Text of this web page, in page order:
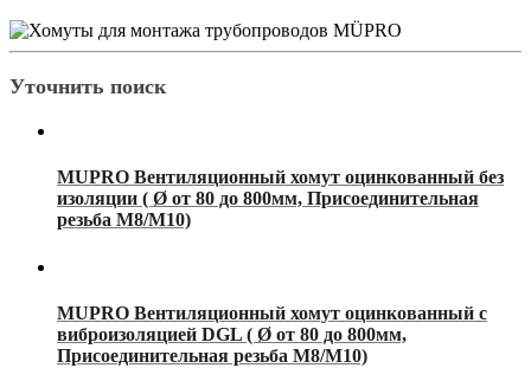
Уточнить поиск
MUPRO Вентиляционный хомут оцинкованный без
изоляции ( Ø от 80 до 800мм, Присоединительная
резьба М8/М10)
MUPRO Вентиляционный хомут оцинкованный c
виброизоляцией DGL ( Ø от 80 до 800мм,
Присоединительная резьба М8/М10)